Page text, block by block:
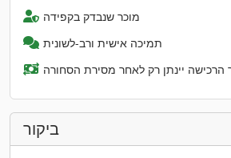
מוכר שנבדק בקפידה
תמיכה אישית ורב-לשונית
ביקור